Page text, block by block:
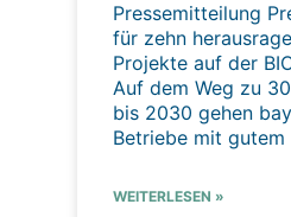
Pressemitteilung
für zehn
Projekte auf der
Auf dem Weg zu
bis 2030 gehen
Betriebe mit gutem
WEITERLESEN »